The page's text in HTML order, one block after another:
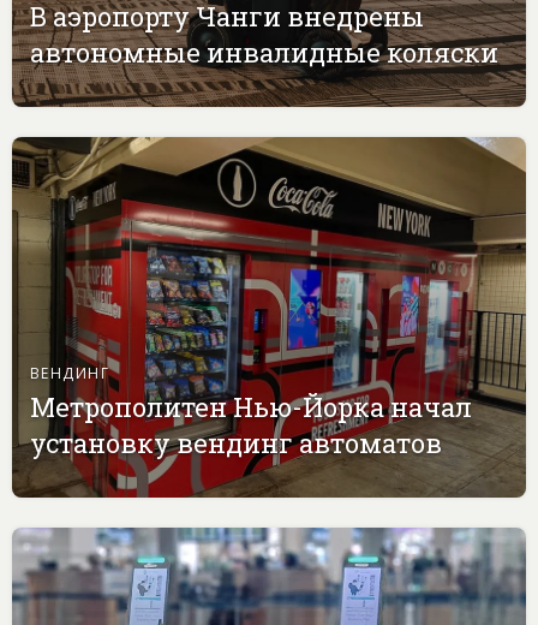
В аэропорту Чанги внедрены
автономные инвалидные коляски
ВЕНДИНГ
Метрополитен Нью-Йорка начал
установку вендинг автоматов